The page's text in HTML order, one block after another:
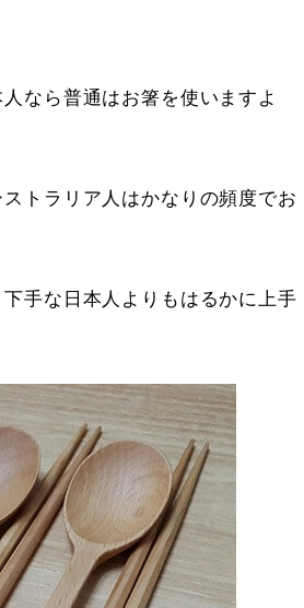
なら普通はお箸を使いますよ
トラリア人はかなりの頻度でお
下手な日本人よりもはるかに上手